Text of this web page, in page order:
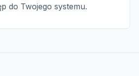
do Twojego systemu.